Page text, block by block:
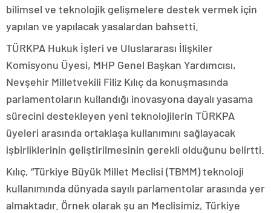
bilimsel ve teknolojik gelişmelere destek vermek için
yapılan ve yapılacak yasalardan bahsetti.
TÜRKPA Hukuk İşleri ve Uluslararası İlişkiler
Komisyonu Üyesi, MHP Genel Başkan Yardımcısı,
Nevşehir Milletvekili Filiz Kılıç da konuşmasında
parlamentoların kullandığı inovasyona dayalı yasama
sürecini destekleyen yeni teknolojilerin TÜRKPA
üyeleri arasında ortaklaşa kullanımını sağlayacak
işbirliklerinin geliştirilmesinin gerekli olduğunu belirtti.
Kılıç, “Türkiye Büyük Millet Meclisi (TBMM) teknoloji
kullanımında dünyada sayılı parlamentolar arasında yer
almaktadır. Örnek olarak şu an Meclisimiz, Türkiye